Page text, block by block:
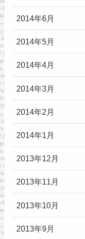
2014年6月
2014年5月
2014年4月
2014年3月
2014年2月
2014年1月
2013年12月
2013年11月
2013年10月
2013年9月